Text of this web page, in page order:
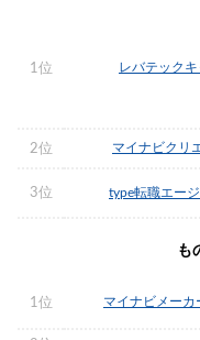
1位 レバテックキ
2位 マイナビクリ
3位 type転職エー
も
1位 マイナビメーカ